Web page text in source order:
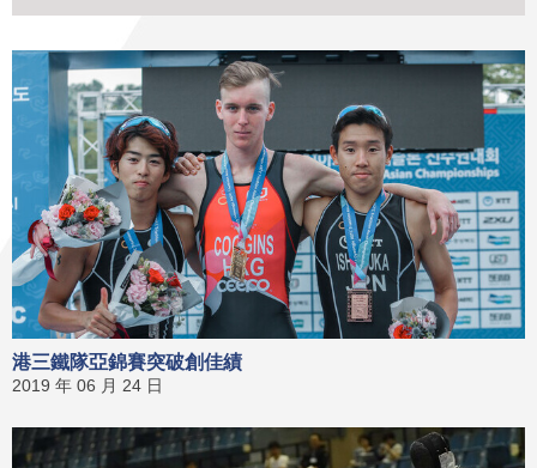
港三鐵隊亞錦賽突破創佳績
2019 年 06 月 24 日